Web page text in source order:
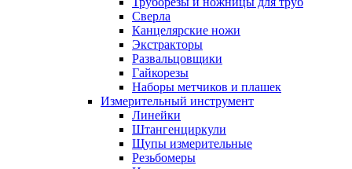
Сверла
Канцелярские ножи
Экстракторы
Развальцовщики
Гайкорезы
Наборы метчиков и плашек
Измерительный инструмент
Линейки
Штангенциркули
Щупы измерительные
Резьбомеры